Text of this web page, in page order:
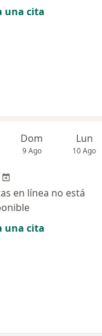
una cita
Dom
9 Ago
Lun
10 Ago
en línea no está
una cita